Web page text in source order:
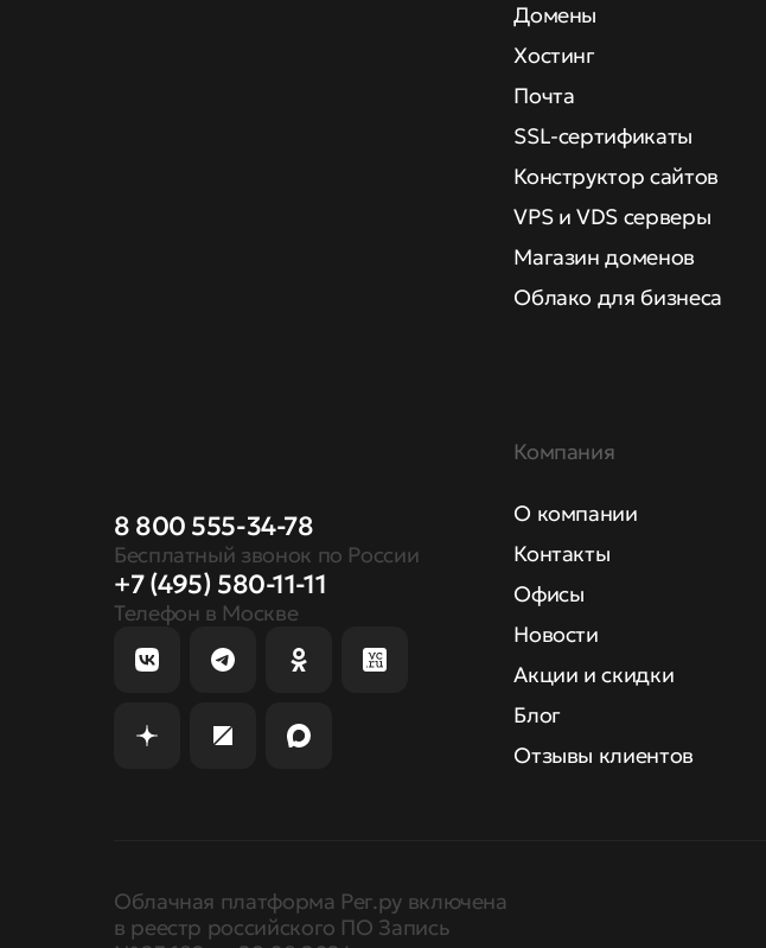
8 800 555-34-78
Бесплатный звонок по России
+7 (495) 580-11-11
Телефон в Москве
Домены
Хостинг
Почта
SSL-сертификаты
Конструктор сайтов
VPS и VDS серверы
Магазин доменов
Облако для бизнеса
Компания
О компании
Контакты
Офисы
Новости
Акции и скидки
Блог
Отзывы клиентов
Облачная платформа Рег.ру включена
в реестр российского ПО Запись